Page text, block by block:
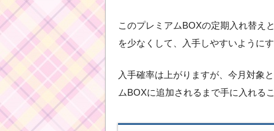
このプレミアムBOXの定期入れ替え
を少なくして、入手しやすいように
入手確率は上がりますが、今月対象
ムBOXに追加されるまで手に入れる